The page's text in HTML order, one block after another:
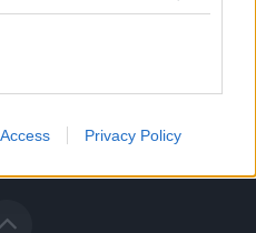
Privacy Policy